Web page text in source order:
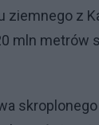
ziemnego z
mln metrów